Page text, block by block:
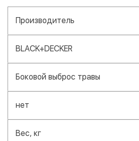
Производитель
BLACK+DECKER
Боковой выброс травы
нет
Вес, кг